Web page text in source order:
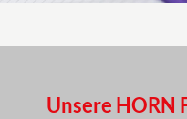
Unsere HORN